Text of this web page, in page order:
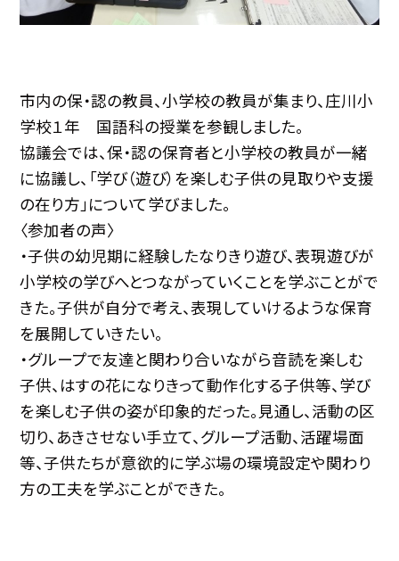
市内の保・認の教員、小学校の教員が集まり、庄川小
学校１年 国語科の授業を参観しました。
協議会では、保・認の保育者と小学校の教員が一緒
に協議し、「学び（遊び）を楽しむ子供の見取りや支援
の在り方」について学びました。
〈参加者の声〉
・子供の幼児期に経験したなりきり遊び、表現遊びが
小学校の学びへとつながっていくことを学ぶことがで
きた。子供が自分で考え、表現していけるような保育
を展開していきたい。
・グループで友達と関わり合いながら音読を楽しむ
子供、はすの花になりきって動作化する子供等、学び
を楽しむ子供の姿が印象的だった。見通し、活動の区
切り、あきさせない手立て、グループ活動、活躍場面
等、子供たちが意欲的に学ぶ場の環境設定や関わり
方の工夫を学ぶことができた。